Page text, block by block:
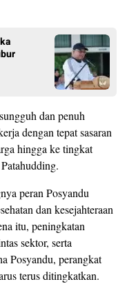
dan penuh
dengan tepat sasaran
hingga ke tingkat
peran Posyandu
dan kesejahteraan
itu, peningkatan
sektor, serta
Posyandu, perangkat
terus ditingkatkan.